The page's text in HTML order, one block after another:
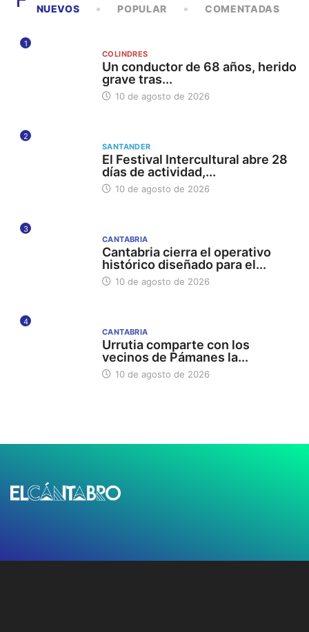
NUEVOS POPULAR COMENTADAS
1
COLINDRES
Un conductor de 68 años, herido
grave tras...
10 de agosto de 2026
2
SANTANDER
El Festival Intercultural abre 28
días de actividad,...
10 de agosto de 2026
3
CANTABRIA
Cantabria cierra el operativo
histórico diseñado para el...
10 de agosto de 2026
4
CANTABRIA
Urrutia comparte con los
vecinos de Pámanes la...
10 de agosto de 2026